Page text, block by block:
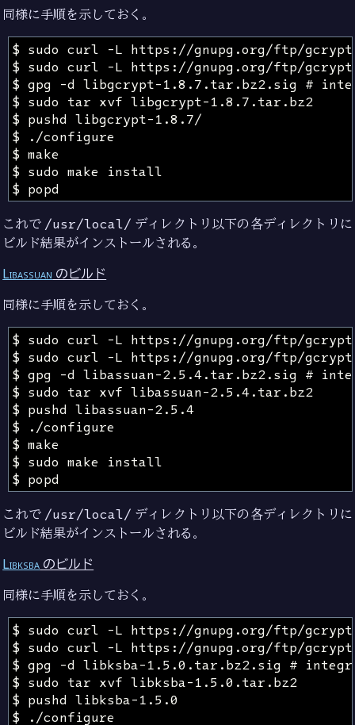
同様に手順を示しておく。
$ sudo tar xvf libgcrypt-1.8.7.tar.bz2
これで /usr/local/ ディレクトリ以下の各ディレクトリに
ビルド結果がインストールされる。
Libassuan のビルド
同様に手順を示しておく。
$ sudo tar xvf libassuan-2.5.4.tar.bz2
$ pushd libassuan-2.5.4
これで /usr/local/ ディレクトリ以下の各ディレクトリに
ビルド結果がインストールされる。
Libksba のビルド
同様に手順を示しておく。
$ sudo tar xvf libksba-1.5.0.tar.bz2